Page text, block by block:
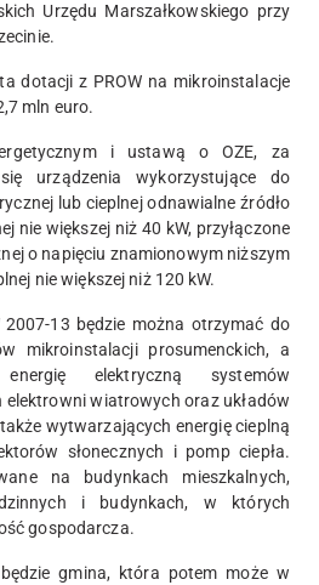
Urzędu Marszałkowskiego przy
dotacji z PROW na mikroinstalacje
mln euro.
i ustawą o OZE, za
urządzenia wykorzystujące do
lub cieplnej odnawialne źródło
nie większej niż 40 kW, przyłączone
o napięciu znamionowym niższym
nie większej niż 120 kW.
2007-13 będzie można otrzymać do
mikroinstalacji prosumenckich, a
elektryczną systemów
wiatrowych oraz układów
wytwarzających energię cieplną
słonecznych i pomp ciepła.
na budynkach mieszkalnych,
i budynkach, w których
gospodarcza.
gmina, która potem może w